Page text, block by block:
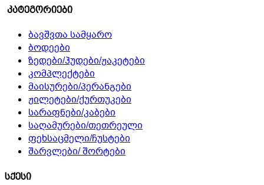
კატეგორიები
ბავშვთა სამყარო
ბოდეები
ზედები/ჰუდები/ჟაკეტები
კომპლექტები
მაისურები/პერანგები
ჟილეტები/ქურთუკები
სარაფნები/კაბები
საღამურები/თეთრეული
ფეხსაცმელი/ჩუსტები
შარვლები/ შორტები
სქესი